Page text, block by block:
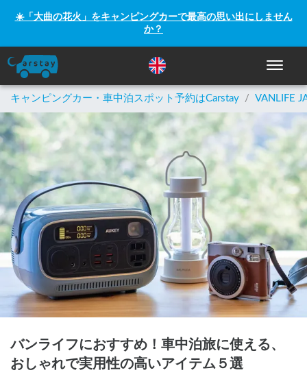
☀️「大曲の花火」をキャンピングカーで最高の思い出にしません
か？
ナビゲ
キャンピングカー・車中泊スポット予約はCarstay / VANLIFE
バンライフにおすすめ！車中泊旅に使える、
おしゃれで実用性の高いアイテム５選